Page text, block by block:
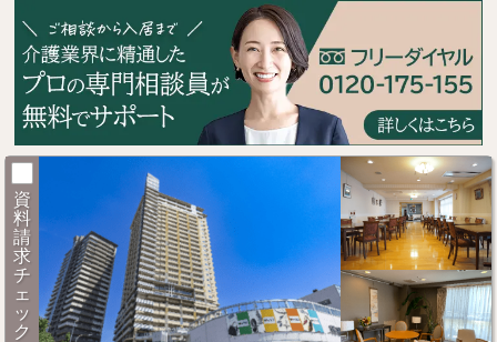
資
料
請
求
チ
ェ
ッ
ク